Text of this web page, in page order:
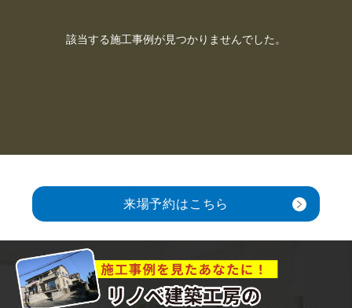
該当する施工事例が見つかりませんでした。
来場予約はこちら